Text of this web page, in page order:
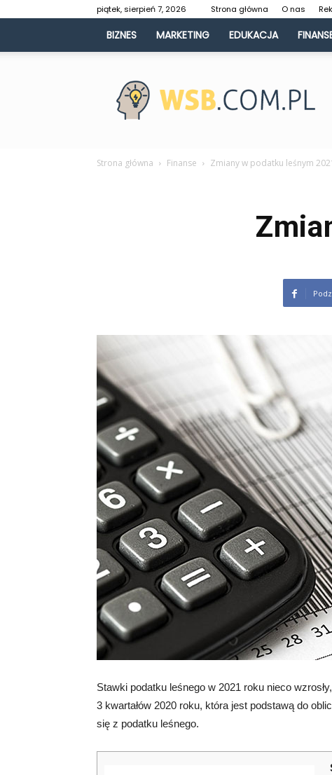
piątek, sierpień 7, 2026 Strona główna O nas
BIZNES MARKETING EDUKACJA
Strona główna Finanse Zmiany w podatku leśnym
Stawki podatku leśnego w 2021 roku nieco
3 kwartałów 2020 roku, która jest podstawą do
się z podatku leśnego.